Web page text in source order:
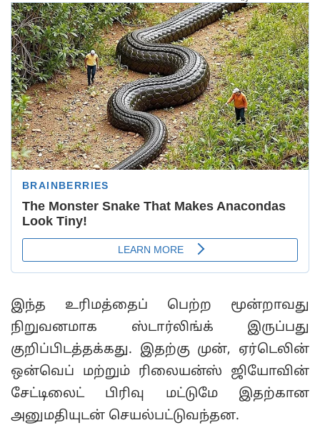
இந்த உரிமத்தைப் பெற்ற மூன்றாவது
நிறுவனமாக ஸ்டார்லிங்க் இருப்பது
குறிப்பிடத்தக்கது. இதற்கு முன், ஏர்டெலின்
ஒன்வெப் மற்றும் ரிலையன்ஸ் ஜியோவின்
சேட்டிலைட் பிரிவு மட்டுமே இதற்கான
அனுமதியுடன் செயல்பட்டுவந்தன.